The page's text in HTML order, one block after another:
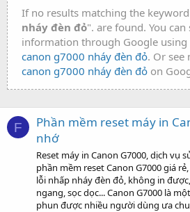
If no results matching the
nháy đèn đỏ". are found. You
information through Google
canon g7000 nháy đèn đỏ. Or see
canon g7000 nháy đèn đỏ on
F
Phần mềm reset máy in
nhớ
Reset máy in Canon G7000, dịch vụ
phần mềm reset Canon G7000 giá
lỗi nhấp nháy đèn đỏ, không in
ngang, sọc dọc... Canon G7000 là
phun được nhiều người dùng ưa